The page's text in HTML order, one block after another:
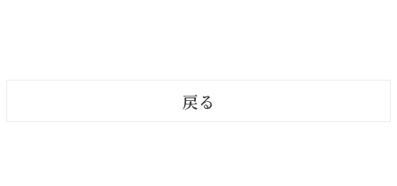
メと地元の特産品。必ず購入したいお土産として
戻る